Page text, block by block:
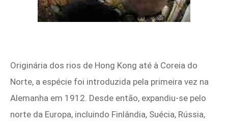
Originária dos rios de Hong Kong até à Coreia do
Norte, a espécie foi introduzida pela primeira vez na
Alemanha em 1912. Desde então, expandiu-se pelo
norte da Europa, incluindo Finlândia, Suécia, Rússia,